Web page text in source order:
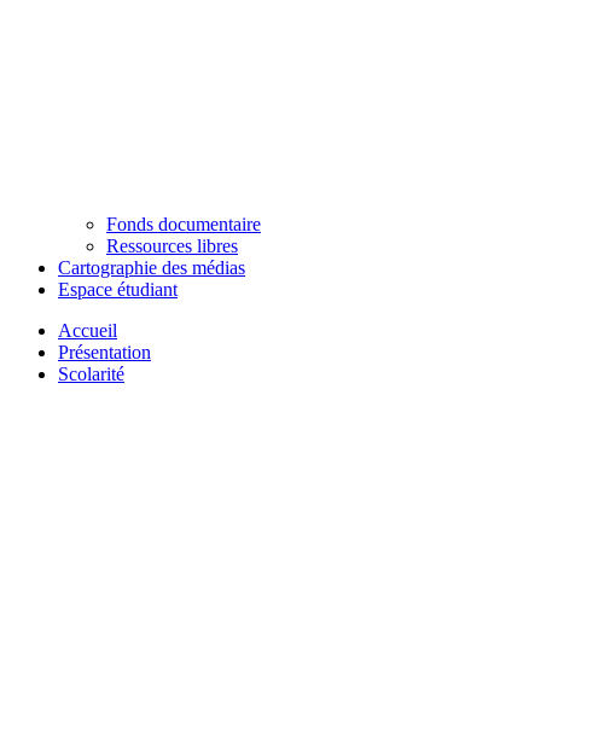
Fonds documentaire
Ressources libres
Cartographie des médias
Espace étudiant
Accueil
Présentation
Scolarité